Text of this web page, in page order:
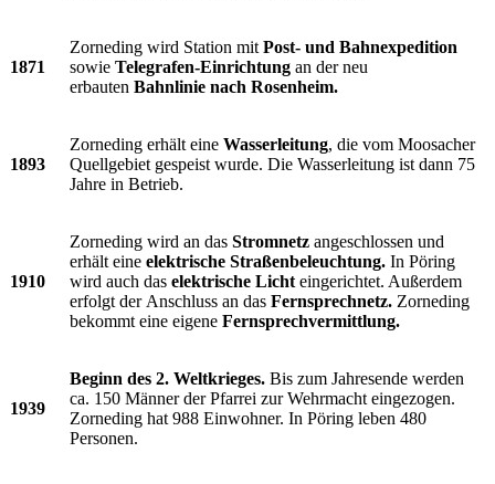
1871
Zorneding wird Station mit Post- und Bahnexpedition
sowie Telegrafen-Einrichtung an der neu
erbauten Bahnlinie nach Rosenheim.
1893
Zorneding erhält eine Wasserleitung, die vom Moosacher
Quellgebiet gespeist wurde. Die Wasserleitung ist dann 75
Jahre in Betrieb.
1910
Zorneding wird an das Stromnetz angeschlossen und
erhält eine elektrische Straßenbeleuchtung. In Pöring
wird auch das elektrische Licht eingerichtet. Außerdem
erfolgt der Anschluss an das Fernsprechnetz. Zorneding
bekommt eine eigene Fernsprechvermittlung.
1939
Beginn des 2. Weltkrieges. Bis zum Jahresende werden
ca. 150 Männer der Pfarrei zur Wehrmacht eingezogen.
Zorneding hat 988 Einwohner. In Pöring leben 480
Personen.